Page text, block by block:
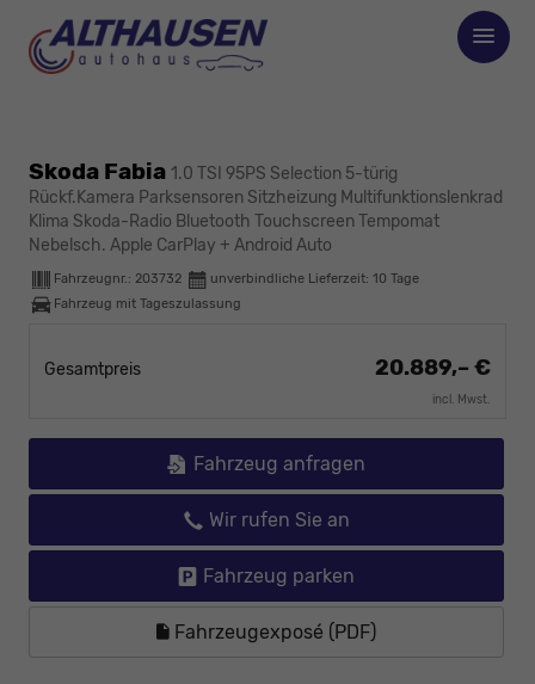
Skoda Fabia 1.0 TSI 95PS Selection 5-türig
Rückf.Kamera Parksensoren Sitzheizung Multifunktionslenkrad
Klima Skoda-Radio Bluetooth Touchscreen Tempomat
Nebelsch. Apple CarPlay + Android Auto
Fahrzeugnr.: 203732 unverbindliche Lieferzeit: 10 Tage
Fahrzeug mit Tageszulassung
Gesamtpreis 20.889,– €
incl. Mwst.
Fahrzeug anfragen
Wir rufen Sie an
Fahrzeug parken
Fahrzeugexposé (PDF)